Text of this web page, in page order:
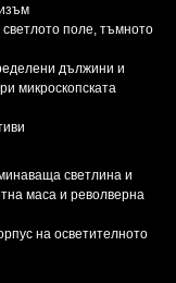
светлото поле, тъмното
дължини и
микроскопската
светлина и
маса и револверна
на осветителното